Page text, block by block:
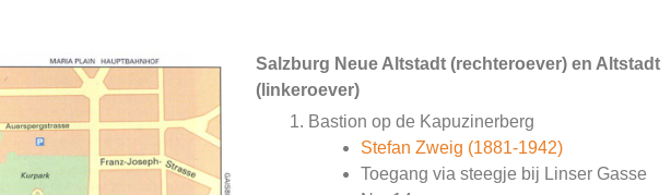
Salzburg Neue Altstadt (rechteroever) en Altstadt
(linkeroever)
Bastion op de Kapuzinerberg
Stefan Zweig (1881-1942)
Toegang via steegje bij Linser Gasse